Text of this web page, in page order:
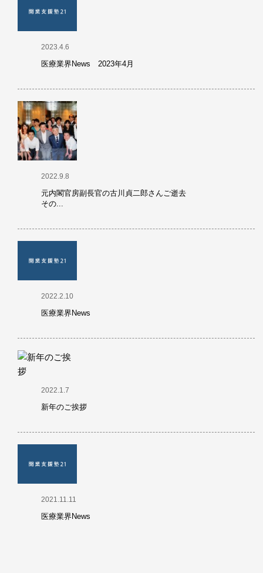
2023.4.6
医療業界News 2023年4月
2022.9.8
元内閣官房副長官の古川貞二郎さんご逝去
その...
2022.2.10
医療業界News
2022.1.7
新年のご挨拶
2021.11.11
医療業界News